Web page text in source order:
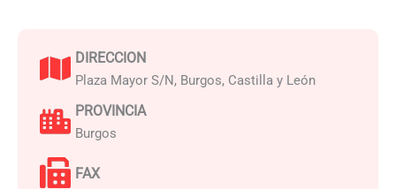
DIRECCION
Plaza Mayor S/N, Burgos, Castilla y León
PROVINCIA
Burgos
FAX